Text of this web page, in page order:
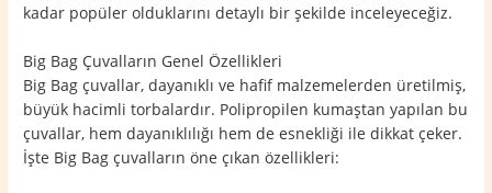
kadar popüler olduklarını detaylı bir şekilde inceleyeceğiz.
Big Bag Çuvalların Genel Özellikleri
Big Bag çuvallar, dayanıklı ve hafif malzemelerden üretilmiş,
büyük hacimli torbalardır. Polipropilen kumaştan yapılan bu
çuvallar, hem dayanıklılığı hem de esnekliği ile dikkat çeker.
İşte Big Bag çuvalların öne çıkan özellikleri: